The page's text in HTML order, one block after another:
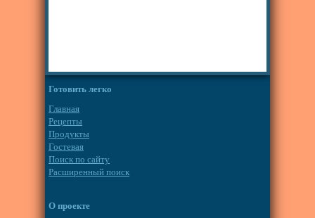
Готовить легко
Главная
Рецепты
Продукты
Гостевая
Поиск по сайту
Расширенный поиск
О проекте